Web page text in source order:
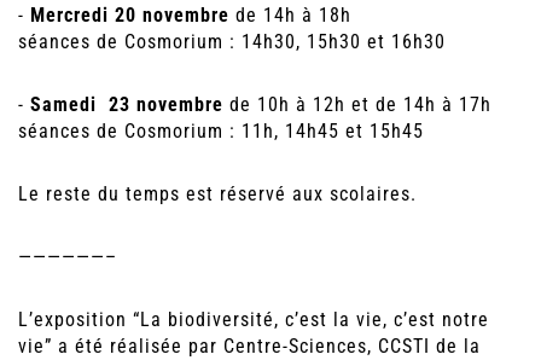
- Mercredi 20 novembre de 14h à 18h
séances de Cosmorium : 14h30, 15h30 et 16h30
- Samedi 23 novembre de 10h à 12h et de 14h à 17h
séances de Cosmorium : 11h, 14h45 et 15h45
Le reste du temps est réservé aux scolaires.
——————–
L’exposition “La biodiversité, c’est la vie, c’est notre
vie” a été réalisée par Centre-Sciences, CCSTI de la